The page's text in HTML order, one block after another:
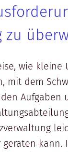
zu
wie kleine
mit dem
Aufgaben
kann.